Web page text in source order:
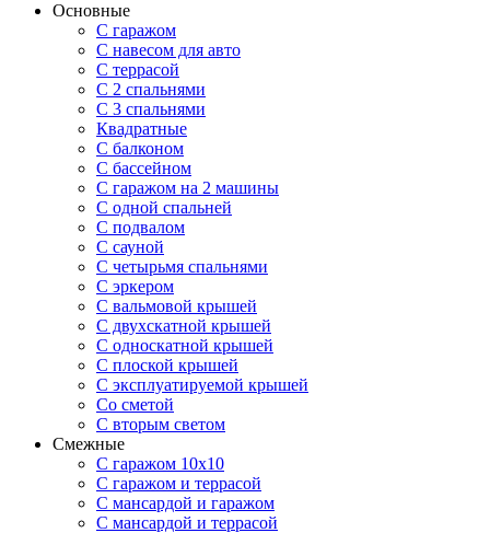
Основные
С гаражом
С навесом для авто
С террасой
С 2 спальнями
С 3 спальнями
Квадратные
С балконом
С бассейном
С гаражом на 2 машины
С одной спальней
С подвалом
С сауной
С четырьмя спальнями
С эркером
С вальмовой крышей
С двухскатной крышей
С односкатной крышей
С плоской крышей
С эксплуатируемой крышей
Со сметой
С вторым светом
Смежные
С гаражом 10х10
С гаражом и террасой
С мансардой и гаражом
С мансардой и террасой